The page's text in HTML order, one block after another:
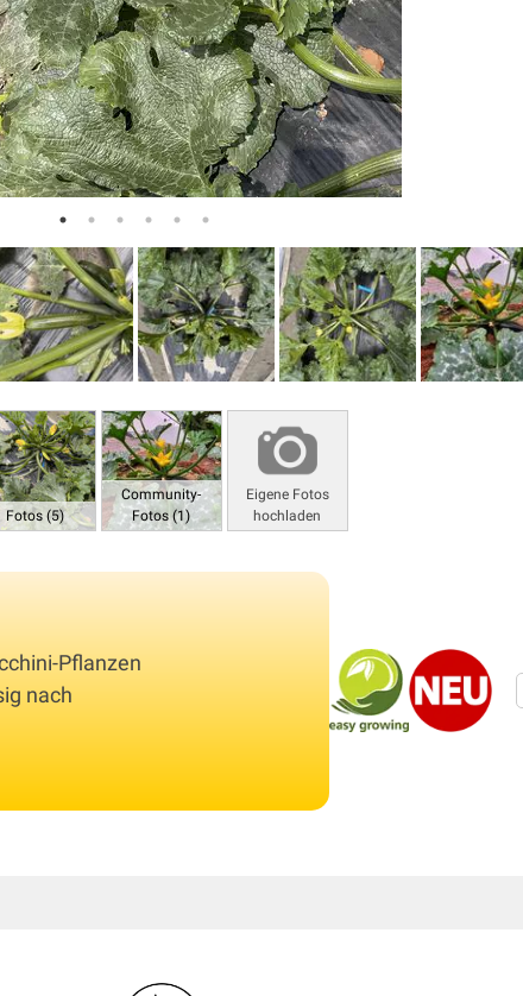
Fotos (5)
Community-
Fotos (1)
Eigene Fotos
hochladen
Pflanzen
nach